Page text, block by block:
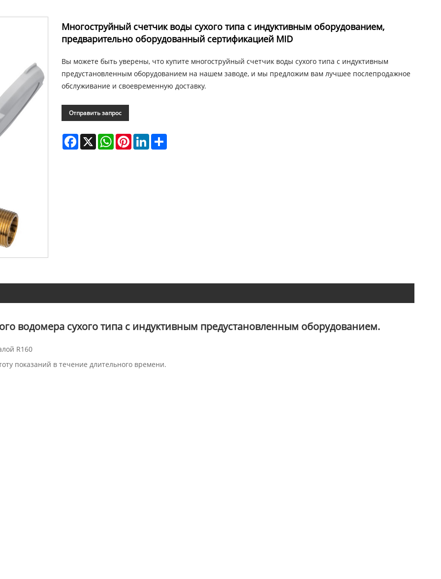
Многоструйный счетчик воды сухого типа с индуктивным оборудованием,
предварительно оборудованный сертификацией MID
Вы можете быть уверены, что купите многоструйный счетчик воды сухого типа с индуктивным
предустановленным оборудованием на нашем заводе, и мы предложим вам лучшее послепродажное
обслуживание и своевременную доставку.
Отправить запрос
Facebook
X WhatsApp
PinterestLinkedIn
водомера сухого типа с индуктивным предустановленным оборудованием.
R160
показаний в течение длительного времени.